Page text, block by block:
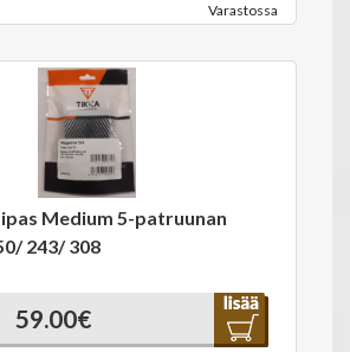
Varastossa
Medium 5-patruunan
243/ 308
59.00€